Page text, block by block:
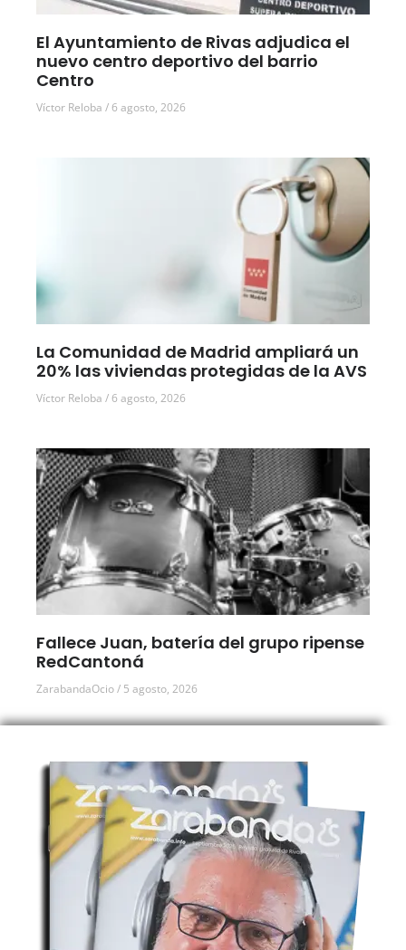
El Ayuntamiento de Rivas adjudica el
nuevo centro deportivo del barrio
Centro
Víctor Reloba 6 agosto, 2026
La Comunidad de Madrid ampliará un
20% las viviendas protegidas de la AVS
Víctor Reloba 6 agosto, 2026
Fallece Juan, batería del grupo ripense
RedCantoná
ZarabandaOcio 5 agosto, 2026